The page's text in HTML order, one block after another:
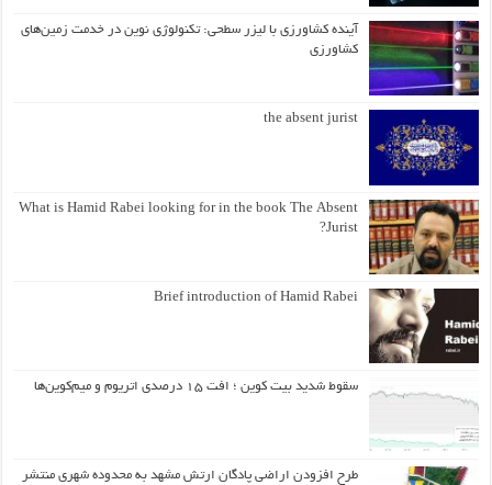
آینده کشاورزی با لیزر سطحی: تکنولوژی نوین در خدمت زمین‌های
کشاورزی
the absent jurist
What is Hamid Rabei looking for in the book The Absent
Jurist?
Brief introduction of Hamid Rabei
سقوط شدید بیت کوین ؛ افت ۱۵ درصدی اتریوم و میم‌کوین‌ها
طرح افزودن اراضی پادگان ارتش مشهد به محدوده شهری منتشر